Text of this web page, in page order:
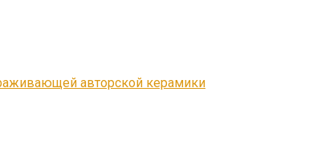
авторской керамики